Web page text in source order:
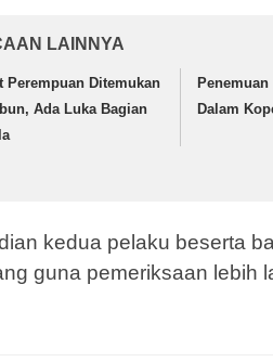
LAINNYA
Perempuan Ditemukan
Ada Luka Bagian
Dalam
kedua pelaku beserta
guna pemeriksaan lebih